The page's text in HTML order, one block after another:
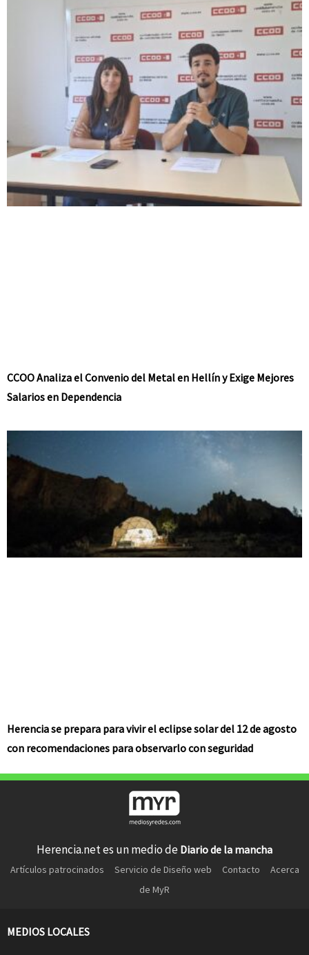
CCOO Analiza el Convenio del Metal en Hellín y Exige Mejores
Salarios en Dependencia
Herencia se prepara para vivir el eclipse solar del 12 de agosto
con recomendaciones para observarlo con seguridad
Herencia.net es un medio de Diario de la mancha
Artículos patrocinados Servicio de Diseño web Contacto
Acerca
de MyR
MEDIOS LOCALES